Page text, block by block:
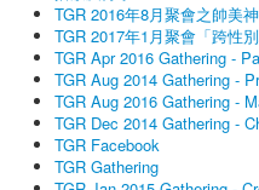
TGR 2016年8月聚會之帥美
TGR 2017年1月聚會「跨性
TGR Apr 2016 Gathering -
TGR Aug 2014 Gathering -
TGR Aug 2016 Gathering -
TGR Dec 2014 Gathering -
TGR Facebook
TGR Gathering